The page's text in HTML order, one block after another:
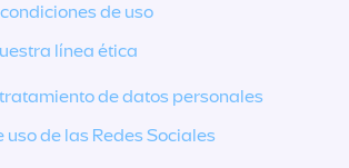
de uso
línea ética
de datos personales
uso de las Redes Sociales